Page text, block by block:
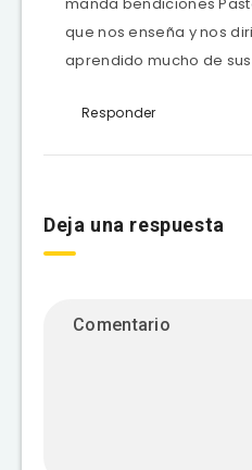
que nos enseña y nos
aprendido mucho de sus
Responder
Deja una respuesta